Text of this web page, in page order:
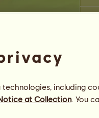
30%
100 %
EF
including
at Collection. You